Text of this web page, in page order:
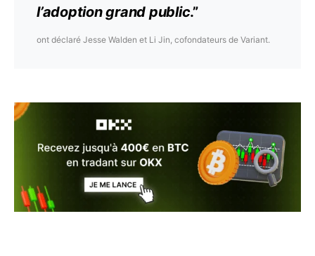
l’adoption grand public.”
ont déclaré Jesse Walden et Li Jin, cofondateurs de Variant.